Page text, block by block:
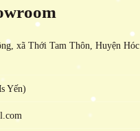
xã Thới Tam Thôn, Huyện Hóc
Yến)